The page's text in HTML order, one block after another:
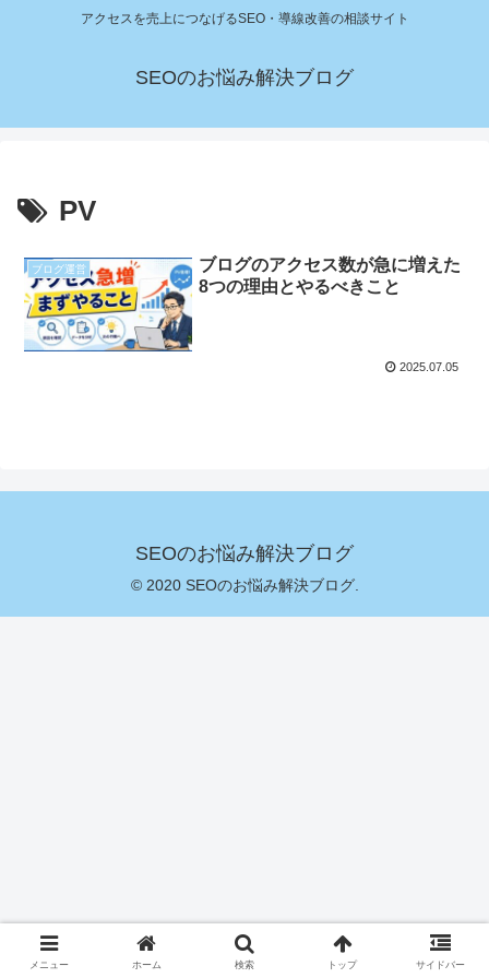
アクセスを売上につなげるSEO・導線改善の相談サイト
SEOのお悩み解決ブログ
PV
ブログ運営
ブログのアクセス数が急に増えた
8つの理由とやるべきこと
2025.07.05
SEOのお悩み解決ブログ
© 2020 SEOのお悩み解決ブログ.
メニュー ホーム 検索 トップ サイドバー